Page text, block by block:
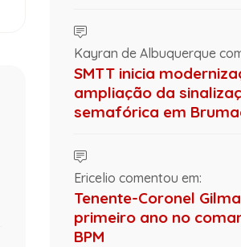
Kayran de Albuquerque
SMTT inicia
ampliação da
semafórica em
Ericelio comentou em:
Tenente-Coronel
primeiro ano no
BPM